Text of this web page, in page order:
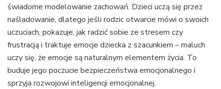
świadome modelowanie zachowań. Dzieci uczą się przez
naśladowanie, dlatego jeśli rodzic otwarcie mówi o swoich
uczuciach, pokazuje, jak radzić sobie ze stresem czy
frustracją i traktuje emocje dziecka z szacunkiem – maluch
uczy się, że emocje są naturalnym elementem życia. To
buduje jego poczucie bezpieczeństwa emocjonalnego i
sprzyja rozwojowi inteligencji emocjonalnej.